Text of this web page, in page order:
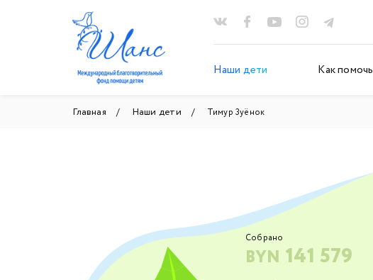
Наши дети Как помочь
Главная Наши дети Тимур Зуёнок
Собрано
BYN 141 579